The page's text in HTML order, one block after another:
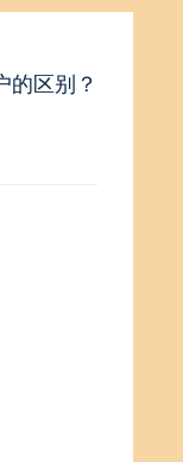
的区别？